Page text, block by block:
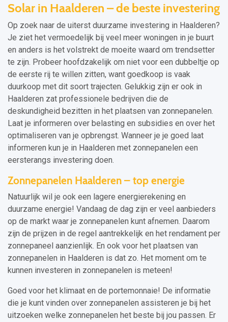
Solar in Haalderen – de beste investering
Op zoek naar de uiterst duurzame investering in Haalderen?
Je ziet het vermoedelijk bij veel meer woningen in je buurt
en anders is het volstrekt de moeite waard om trendsetter
te zijn. Probeer hoofdzakelijk om niet voor een dubbeltje op
de eerste rij te willen zitten, want goedkoop is vaak
duurkoop met dit soort trajecten. Gelukkig zijn er ook in
Haalderen zat professionele bedrijven die de
deskundigheid bezitten in het plaatsen van zonnepanelen.
Laat je informeren over belasting en subsidies en over het
optimaliseren van je opbrengst. Wanneer je je goed laat
informeren kun je in Haalderen met zonnepanelen een
eersterangs investering doen.
Zonnepanelen Haalderen – top energie
Natuurlijk wil je ook een lagere energierekening en
duurzame energie! Vandaag de dag zijn er veel aanbieders
op de markt waar je zonnepanelen kunt afnemen. Daarom
zijn de prijzen in de regel aantrekkelijk en het rendament per
zonnepaneel aanzienlijk. En ook voor het plaatsen van
zonnepanelen in Haalderen is dat zo. Het moment om te
kunnen investeren in zonnepanelen is meteen!
Goed voor het klimaat en de portemonnaie! De informatie
die je kunt vinden over zonnepanelen assisteren je bij het
uitzoeken welke zonnepanelen het beste bij jou passen. Er